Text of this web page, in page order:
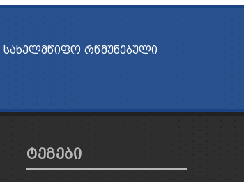
ᲡᲐᲮᲔᲚᲛᲬᲘᲤᲝ ᲠᲬᲛᲣᲜᲔᲑᲣᲚᲘ
ᲢᲔᲒᲔᲑᲘ